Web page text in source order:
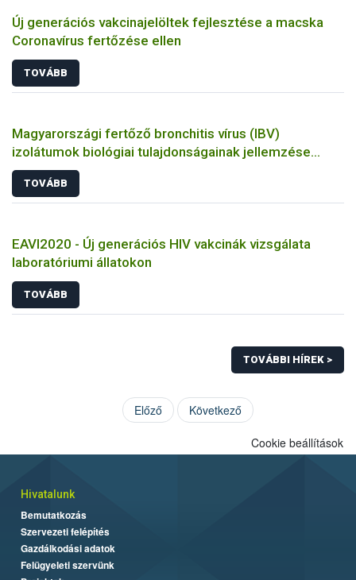
Új generációs vakcinajelöltek fejlesztése a macska
Coronavírus fertőzése ellen
TOVÁBB
Magyarországi fertőző bronchitis vírus (IBV)
izolátumok biológiai tulajdonságainak jellemzése
állatkísérletes és molekuláris biológiai eszközökkel
TOVÁBB
EAVI2020 - Új generációs HIV vakcinák vizsgálata
laboratóriumi állatokon
TOVÁBB
TOVÁBBI HÍREK >
Előző Következő
Cookie beállítások
Hivatalunk
Bemutatkozás
Szervezeti felépítés
Gazdálkodási adatok
Felügyeleti szervünk